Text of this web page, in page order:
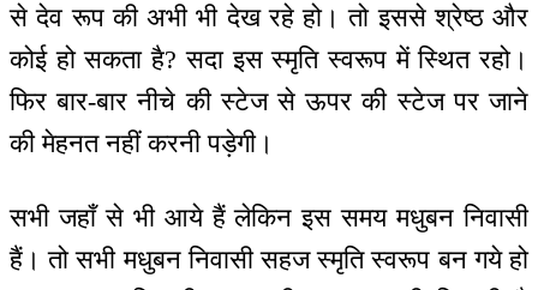
से देव रूप की अभी भी देख रहे हो। तो इससे श्रेष्ठ और
कोई हो सकता है? सदा इस स्मृति स्वरूप में स्थित रहो।
फिर बार-बार नीचे की स्टेज से ऊपर की स्टेज पर जाने
की मेहनत नहीं करनी पड़ेगी।
सभी जहाँ से भी आये हैं लेकिन इस समय मधुबन निवासी
हैं। तो सभी मधुबन निवासी सहज स्मृति स्वरूप बन गये हो